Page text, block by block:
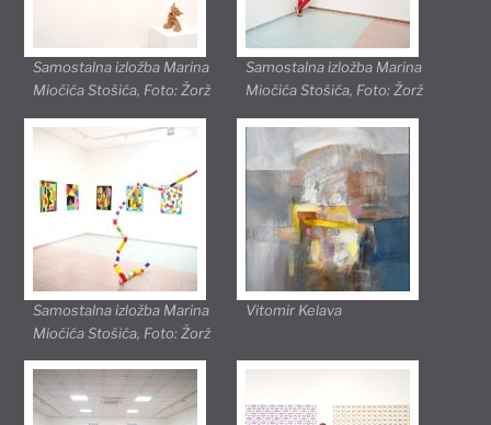
Samostalna izložba Marina
Miočića Stošića, Foto: Žorž
Samostalna izložba Marina
Miočića Stošića, Foto: Žorž
Samostalna izložba Marina
Miočića Stošića, Foto: Žorž
Vitomir Kelava